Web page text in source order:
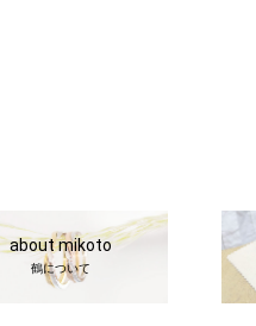
about mikoto
鶴について